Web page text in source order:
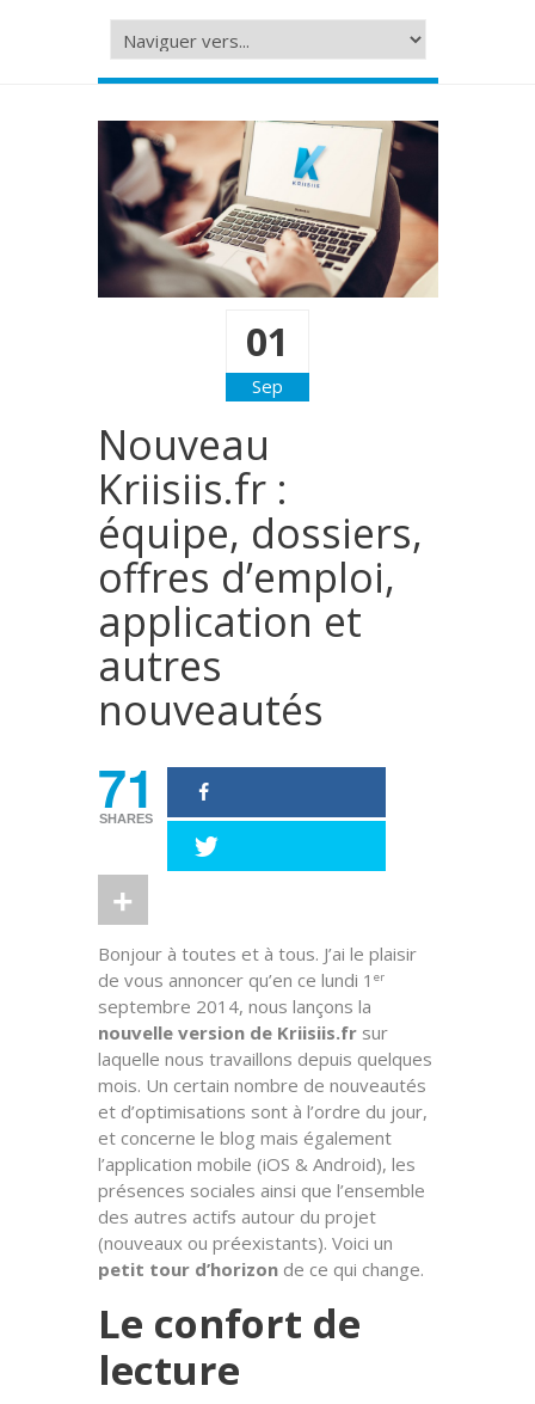
01
Sep
Nouveau
Kriisiis.fr :
équipe, dossiers,
offres d’emploi,
application et
autres
nouveautés
71
SHARES
Bonjour à toutes et à tous. J’ai le plaisir
de vous annoncer qu’en ce lundi 1 er
septembre 2014, nous lançons la
nouvelle version de Kriisiis.frsur
laquelle nous travaillons depuis quelques
mois. Un certain nombre de nouveautés
et d’optimisations sont à l’ordre du jour,
et concerne le blog mais également
l’application mobile (iOS & Android), les
présences sociales ainsi que l’ensemble
des autres actifs autour du projet
(nouveaux ou préexistants). Voici un
petit tour d’horizonde ce qui change.
Le confort de
lecture